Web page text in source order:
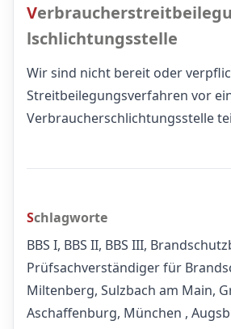
Verbraucherstreitbeilegung/Universa
lschlichtungsstelle
Wir sind nicht bereit oder
Streitbeilegungsverfahren vor
Verbraucherschlichtungsstelle
Schlagworte
BBS I, BBS II, BBS III,
Prüfsachverständiger für
Miltenberg, Sulzbach am Main,
Aschaffenburg, München ,